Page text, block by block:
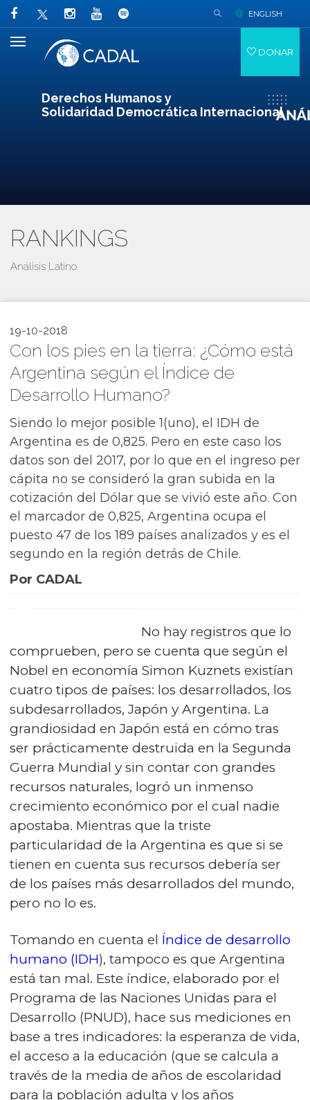
Derechos Humanos y
Solidaridad Democrática Internacional
ENGLISH
DONAR
RANKINGS
Análisis Latino
19-10-2018
Con los pies en la tierra: ¿Cómo está
Argentina según el Índice de
Desarrollo Humano?
Siendo lo mejor posible 1(uno), el IDH de
Argentina es de 0,825. Pero en este caso los
datos son del 2017, por lo que en el ingreso per
cápita no se consideró la gran subida en la
cotización del Dólar que se vivió este año. Con
el marcador de 0,825, Argentina ocupa el
puesto 47 de los 189 países analizados y es el
segundo en la región detrás de Chile.
Por CADAL
No hay registros que lo
comprueben, pero se cuenta que según el
Nobel en economía Simon Kuznets existían
cuatro tipos de países: los desarrollados, los
subdesarrollados, Japón y Argentina. La
grandiosidad en Japón está en cómo tras
ser prácticamente destruida en la Segunda
Guerra Mundial y sin contar con grandes
recursos naturales, logró un inmenso
crecimiento económico por el cual nadie
apostaba. Mientras que la triste
particularidad de la Argentina es que si se
tienen en cuenta sus recursos debería ser
de los países más desarrollados del mundo,
pero no lo es.
Tomando en cuenta el Índice de desarrollo
humano (IDH), tampoco es que Argentina
está tan mal. Este índice, elaborado por el
Programa de las Naciones Unidas para el
Desarrollo (PNUD), hace sus mediciones en
base a tres indicadores: la esperanza de vida,
el acceso a la educación (que se calcula a
través de la media de años de escolaridad
para la población adulta y los años